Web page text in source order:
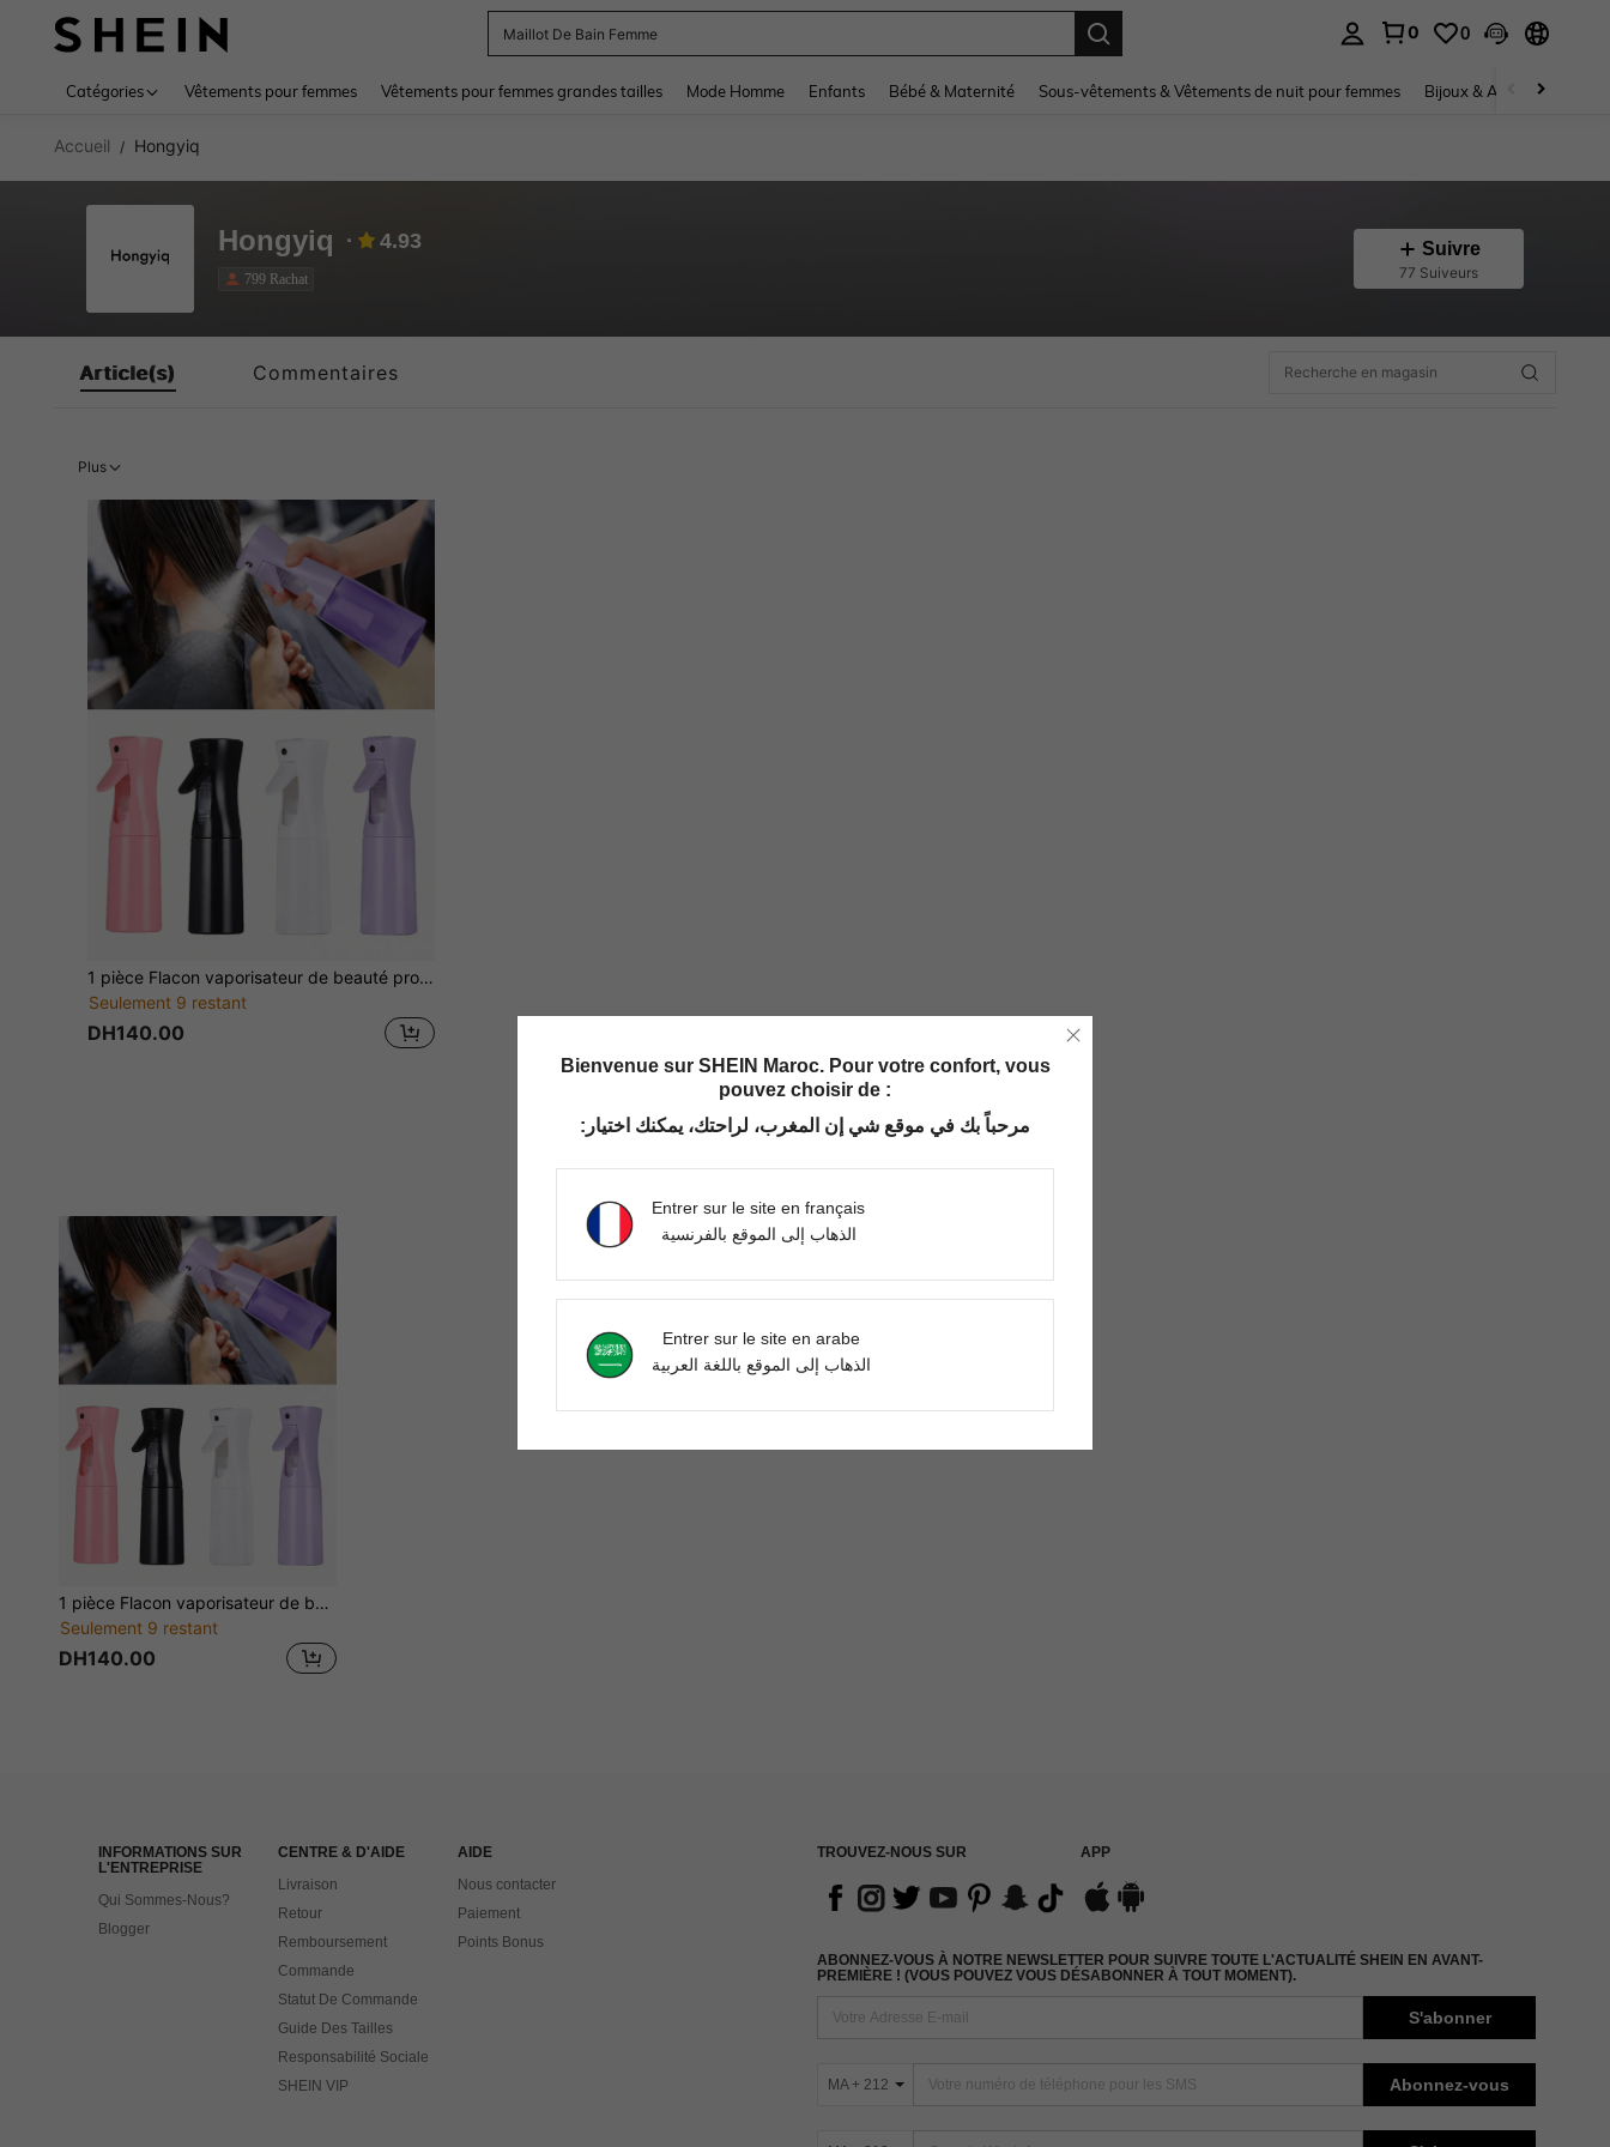
Maillot De Bain Femme
0 0
Catégories Vêtements pour femmes Vêtements pour femmes grandes tailles Mode Homme Enfants Bébé & Maternité Sous-vêtements & Vêtements de nuit pour femmes Bijoux & Accessoires pour
Accueil / Hongyiq
Hongyiq 4.93
799 Rachat
Suivre
77 Suiveurs
Article(s) Commentaires
Plus
1 pièce Flacon vaporisateur de beauté propre, flacon vaporisateur fin, flacon vaporisateur continu de salon de beauté, flacon de complément de maquillage, flacon vaporisateur superfin - cheveux, nettoyage de la maison, salon, jardinage, beauté, plantes, soins de la peau, cheveux, nettoyage, soins du corps et autres flacons vaporisateurs continus, flacon vaporisateur superfin flacon vaporisateur continu
Seulement 9 restant
DH140.00
1 pages au total
Vous Aimerez Aussi
1 pièce Flacon vaporisateur de beauté propre, flacon vaporisateur fin, flacon vaporisateur continu de salon de beauté, flacon de complément de maquillage, flacon vaporisateur superfin - cheveux, nettoyage de la maison, salon, jardinage, beauté, plantes, soins de la peau, cheveux, nettoyage, soins du corps et autres flacons vaporisateurs continus, flacon vaporisateur superfin flacon vaporisateur continu
Seulement 9 restant
DH140.00
INFORMATIONS SUR
L'ENTREPRISE
Qui Sommes-Nous?
Blogger
CENTRE & D'AIDE
Livraison
Retour
Remboursement
Commande
Statut De Commande
Guide Des Tailles
Responsabilité Sociale
SHEIN VIP
AIDE
Nous contacter
Paiement
Points Bonus
TROUVEZ-NOUS SUR APP
ABONNEZ-VOUS À NOTRE NEWSLETTER POUR SUIVRE TOUTE L'ACTUALITÉ SHEIN EN AVANT-
PREMIÈRE ! (VOUS POUVEZ VOUS DÉSABONNER À TOUT MOMENT).
S'abonner
MA + 212 Abonnez-vous
Bienvenue sur SHEIN Maroc. Pour votre confort, vous
pouvez choisir de :
مرحباً بك في موقع شي إن المغرب، لراحتك، يمكنك اختيار:
Entrer sur le site en français
الذهاب إلى الموقع بالفرنسية
Entrer sur le site en arabe
الذهاب إلى الموقع باللغة العربية